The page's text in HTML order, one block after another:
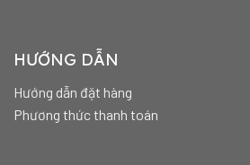
HƯỚNG DẪN
Hướng dẫn đặt hàng
Phương thức thanh toán